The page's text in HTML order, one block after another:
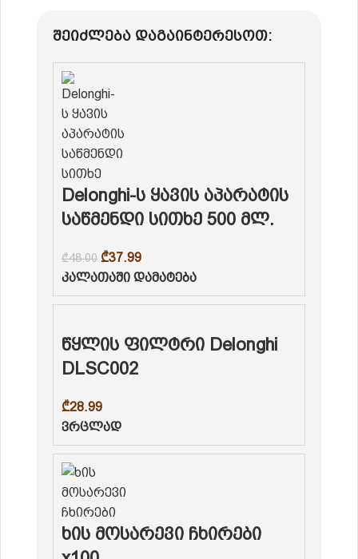
შეიძლება დაგაინტერესოთ:
Delonghi-ს ყავის აპარატის
საწმენდი სითხე 500 მლ.
₾48.00 ₾37.99
კალათაში დამატება
წყლის ფილტრი Delonghi
DLSC002
₾28.99
ვრცლად
ხის მოსარევი ჩხირები